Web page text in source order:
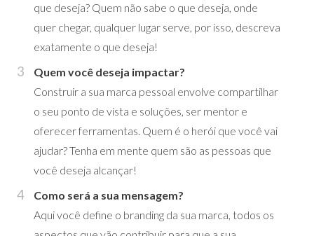
que deseja? Quem não sabe o que deseja, onde
quer chegar, qualquer lugar serve, por isso, descreva
exatamente o que deseja!
Quem você deseja impactar?
Construir a sua marca pessoal envolve compartilhar
o seu ponto de vista e soluções, ser mentor e
oferecer ferramentas. Quem é o herói que você vai
ajudar? Tenha em mente quem são as pessoas que
você deseja alcançar!
Como será a sua mensagem?
Aqui você define o branding da sua marca, todos os